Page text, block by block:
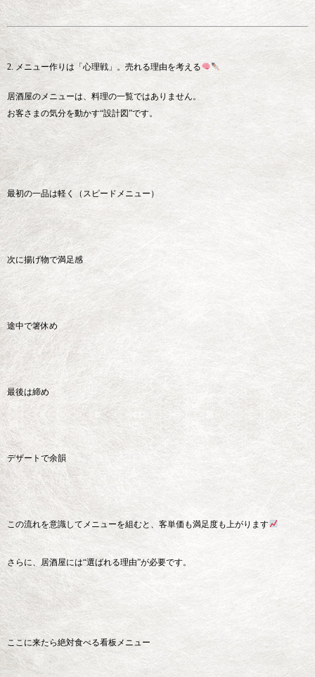
2. メニュー作りは「心理戦」。売れる理由を考える
居酒屋のメニューは、料理の一覧ではありません。
お客さまの気分を動かす“設計図”です。
最初の一品は軽く（スピードメニュー）
次に揚げ物で満足感
途中で箸休め
最後は締め
デザートで余韻
この流れを意識してメニューを組むと、客単価も満足度も上がります
さらに、居酒屋には“選ばれる理由”が必要です。
ここに来たら絶対食べる看板メニュー